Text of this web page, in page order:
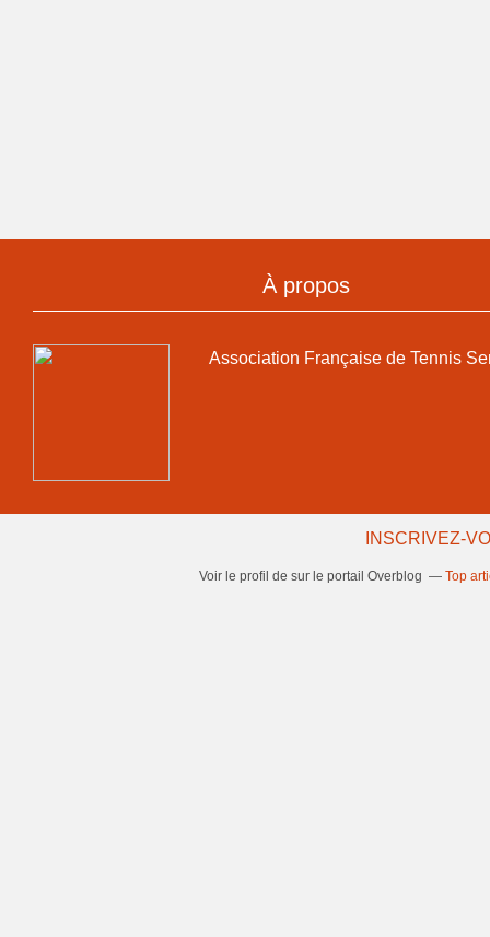
À propos
Association Française de Tennis
INSCRIVEZ-
Voir le profil de sur le portail Overblog Top